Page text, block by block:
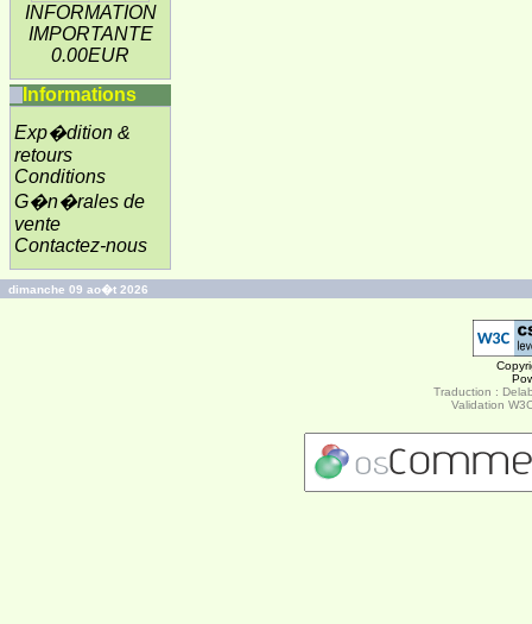
INFORMATION
IMPORTANTE
0.00EUR
Informations
Exp�dition &
retours
Conditions
G�n�rales de
vente
Contactez-nous
dimanche 09 ao�t 2026
Traduction :
Validation